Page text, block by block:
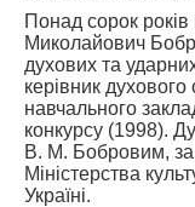
Понад сорок
Миколайович
духових та
керівник
навчального
конкурсу (1998).
В. М. Бобровим, за
Міністерства
Україні.